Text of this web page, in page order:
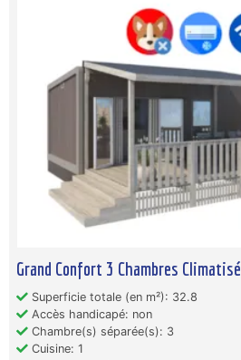
Grand Confort 3 Chambres Climatisé
Superficie totale (en m²): 32.8
Accès handicapé: non
Chambre(s) séparée(s): 3
Cuisine: 1